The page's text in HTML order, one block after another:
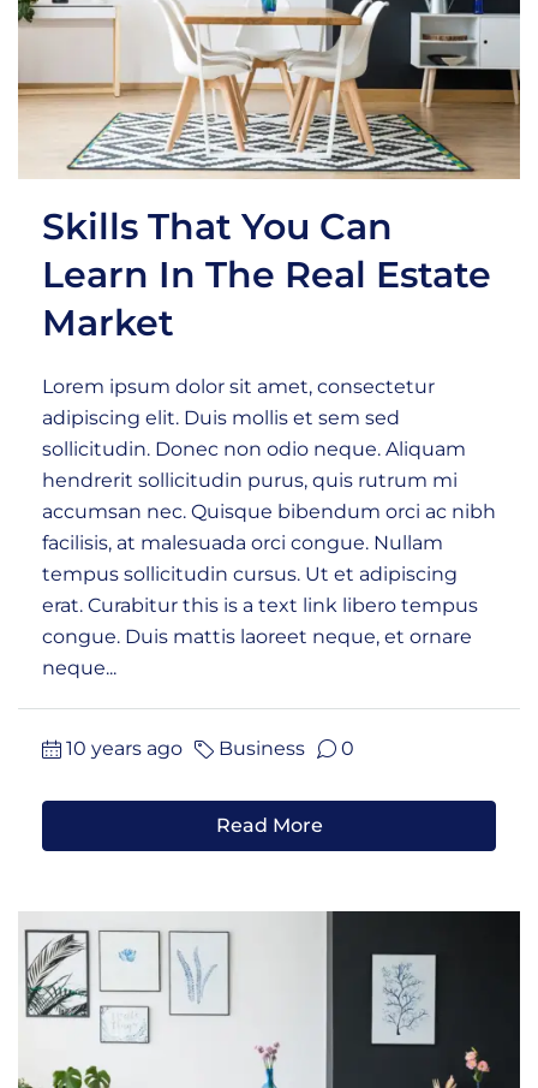
Skills That You Can
Learn In The Real Estate
Market
Lorem ipsum dolor sit amet, consectetur
adipiscing elit. Duis mollis et sem sed
sollicitudin. Donec non odio neque. Aliquam
hendrerit sollicitudin purus, quis rutrum mi
accumsan nec. Quisque bibendum orci ac nibh
facilisis, at malesuada orci congue. Nullam
tempus sollicitudin cursus. Ut et adipiscing
erat. Curabitur this is a text link libero tempus
congue. Duis mattis laoreet neque, et ornare
neque...
10 years ago Business 0
Read More